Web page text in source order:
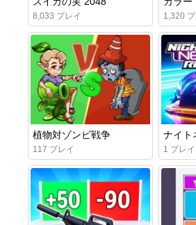
8,033 プレイ 1,320
植物対ゾンビ戦争
117 プレイ
ナイト
1 プレイ